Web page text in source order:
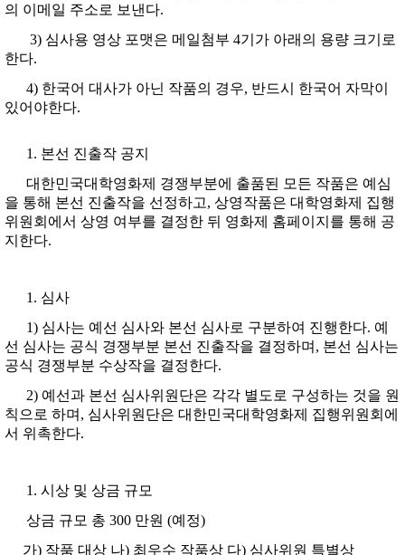
의 이메일 주소로 보낸다.
3) 심사용 영상 포맷은 메일첨부 4기가 아래의 용량 크기로
한다.
4) 한국어 대사가 아닌 작품의 경우, 반드시 한국어 자막이
있어야한다.
본선 진출작 공지
대한민국대학영화제 경쟁부분에 출품된 모든 작품은 예심
을 통해 본선 진출작을 선정하고, 상영작품은 대학영화제 집행
위원회에서 상영 여부를 결정한 뒤 영화제 홈페이지를 통해 공
지한다.
심사
1) 심사는 예선 심사와 본선 심사로 구분하여 진행한다. 예
선 심사는 공식 경쟁부분 본선 진출작을 결정하며, 본선 심사는
공식 경쟁부분 수상작을 결정한다.
2) 예선과 본선 심사위원단은 각각 별도로 구성하는 것을 원
칙으로 하며, 심사위원단은 대한민국대학영화제 집행위원회에
서 위촉한다.
시상 및 상금 규모
상금 규모 총 300 만원 (예정)
가) 작품 대상 나) 최우수 작품상 다) 심사위원 특별상